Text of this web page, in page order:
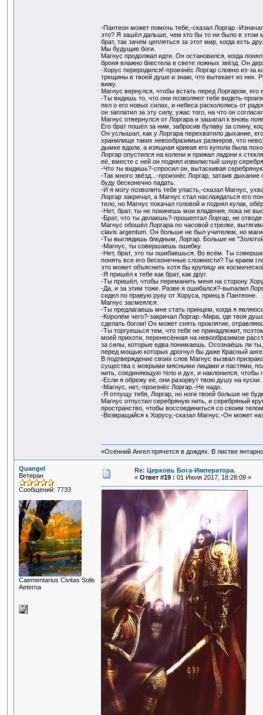
-Пантеон может помочь тебе,-сказал Лоргар.-
это? Я зашёл дальше, чем кто бы то ни было в этом
брат, так зачем цепляться за этот мир, когда есть
Мы будущие боги.
Магнус продолжал идти. Он остановился, когда
броня влажно блестела в свете ложных звёзд. Он
-Хорус переродился!-произнёс Лоргар словно из-
трещины в твоей душе и знаю, что вытекает из них.
вижу.
Магнус вернулся, чтобы встать перед Лоргаром,
-Ты видишь то, что они позволяют тебе видеть-
пел о его новых силах, и небеса раскололись от
он заплатил за эту силу, ужас того, на что он
Магнус отвернулся от Лоргара и зашагал к вновь
Его брат пошёл за ним, забросив булаву за спину,
Он услышал, как у Лоргара перехватило дыхание,
хранилище таких невообразимых размеров, что
дымке вдали, а изящная кривая его купола была
Лоргар опустился на колени и прижал ладони к
её, вместе с ней он поднял извилистый шнур
-Что ты видишь?-спросил он, вытаскивая
-Так много звёзд...-произнёс Лоргар, затаив
буду бесконечно падать.
-И я могу позволить тебе упасть,-сказал Магнус,
Лоргар закричал, а Магнус стал наслаждаться его
тело, но Магнус покачал головой и поднял кулак,
-Нет, брат, ты не покинешь мои владения, пока не
-Брат, что ты делаешь?-прошептал Лоргар, не
Магнус обошёл Лоргара по часовой стрелке,
clavis argentum. Он больше не был учителем, но
-Ты выглядишь бледным, Лоргар. Больше не
-Магнус, ты совершаешь ошибку.
-Нет, брат, это ты ошибаешься. Во всём. Ты
понять все его бесконечные сложности? Ты краем
это может объяснить хотя бы крупицу их
-Я пришёл к тебе как брат, как друг.
-Ты пришёл, чтобы переманить меня на сторону
-Да, и за этим тоже. Разве я ошибался?-выпалил
сидел по правую руку от Хоруса, принц в Пантеоне.
Магнус засмеялся.
-Ты предлагаешь мне стать принцем, когда я
-Королём чего?-закричал Лоргар.-Мира, где твоя
сделать богом! Он может снять проклятие,
-Ты торгуешься тем, что тебе не принадлежит,
моей прихоти, перенесённая на невообразимое
за силы, которые едва понимаешь. Осознаёшь ли
перед мощью которых дрогнул бы даже Красный
В подтверждение своих слов Магнус вызвал
существа с мокрыми мясными лицами и пастями,
нить, соединяющую тело и дух, и наклонился, чтобы
-Если я обрежу её, они разорвут твою душу на куски.
-Магнус, нет,-произнёс Лоргар.-Не надо.
-Я отпущу тебя, Лоргар, но ноги твоей больше не
Магнус отпустил серебряную нить, и серебряный
пространство, чтобы воссоединиться со своим
-Возвращайся к Хорусу,-сказал Магнус.-Он может
«Осенний Ангел прячется в дождях. В листве
Quangel
Ветеран
Сообщений: 7733
Сaementarius Civitas Solis
Aeterna
Re: Церковь Бога-Императора.
« Ответ #19 : 01 Июля 2017, 18:28:09 »